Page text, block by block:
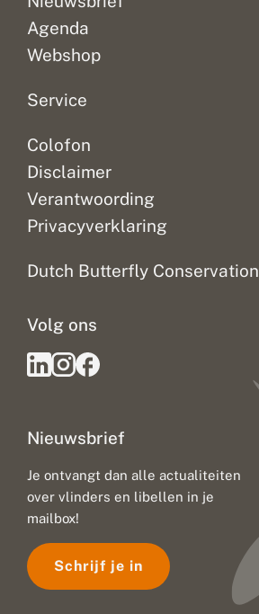
Agenda
Webshop
Service
Colofon
Disclaimer
Verantwoording
Privacyverklaring
Dutch Butterfly Conservation
Nieuwsbrief
Je ontvangt dan alle actualiteiten
over vlinders en libellen in je
mailbox!
Schrijf je in
Volg ons